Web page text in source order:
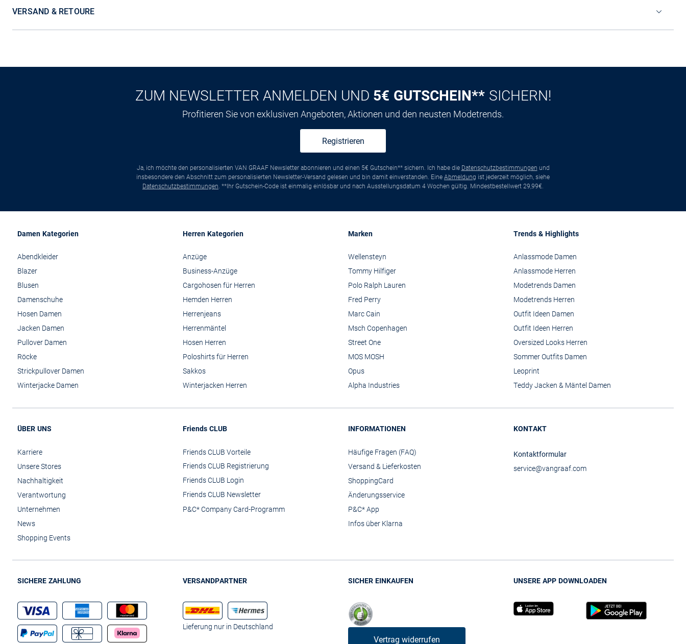
VERSAND & RETOURE
ZUM NEWSLETTER ANMELDEN UND 5€ GUTSCHEIN** SICHERN!
Profitieren Sie von exklusiven Angeboten, Aktionen und den neusten Modetrends.
Registrieren
Ja, ich möchte den personalisierten VAN GRAAF Newsletter abonnieren und einen 5€ Gutschein** sichern. Ich habe die Datenschutzbestimmungen und
insbesondere den Abschnitt zum personalisierten Newsletter-Versand gelesen und bin damit einverstanden. Eine Abmeldung ist jederzeit möglich, siehe
Datenschutzbestimmungen. **Ihr Gutschein-Code ist einmalig einlösbar und nach Ausstellungsdatum 4 Wochen gültig. Mindestbestellwert 29,99€.
Damen Kategorien
Abendkleider
Blazer
Blusen
Damenschuhe
Hosen Damen
Jacken Damen
Pullover Damen
Röcke
Strickpullover Damen
Winterjacke Damen
Herren Kategorien
Anzüge
Business-Anzüge
Cargohosen für Herren
Hemden Herren
Herrenjeans
Herrenmäntel
Hosen Herren
Poloshirts für Herren
Sakkos
Winterjacken Herren
Marken
Wellensteyn
Tommy Hilfiger
Polo Ralph Lauren
Fred Perry
Marc Cain
Msch Copenhagen
Street One
MOS MOSH
Opus
Alpha Industries
Trends & Highlights
Anlassmode Damen
Anlassmode Herren
Modetrends Damen
Modetrends Herren
Outfit Ideen Damen
Outfit Ideen Herren
Oversized Looks Herren
Sommer Outfits Damen
Leoprint
Teddy Jacken & Mäntel Damen
ÜBER UNS
Karriere
Unsere Stores
Nachhaltigkeit
Verantwortung
Unternehmen
News
Shopping Events
Friends CLUB
Friends CLUB Vorteile
Friends CLUB Registrierung
Friends CLUB Login
Friends CLUB Newsletter
P&C* Company Card-Programm
INFORMATIONEN
Häufige Fragen (FAQ)
Versand & Lieferkosten
ShoppingCard
Änderungsservice
P&C* App
Infos über Klarna
KONTAKT
Kontaktformular
service@vangraaf.com
SICHERE ZAHLUNG VERSANDPARTNER
Lieferung nur in Deutschland
SICHER EINKAUFEN
Vertrag widerrufen
UNSERE APP DOWNLOADEN